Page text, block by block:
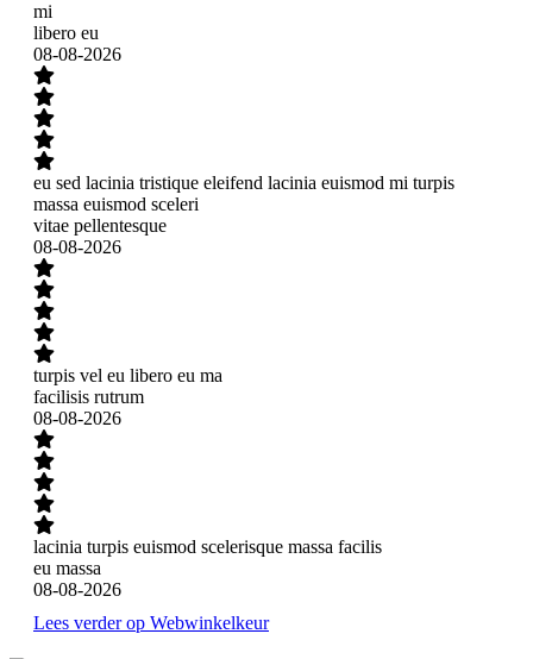
mi
libero eu
08-08-2026
eu sed lacinia tristique eleifend lacinia euismod mi turpis
massa euismod sceleri
vitae pellentesque
08-08-2026
turpis vel eu libero eu ma
facilisis rutrum
08-08-2026
lacinia turpis euismod scelerisque massa facilis
eu massa
08-08-2026
Lees verder op Webwinkelkeur